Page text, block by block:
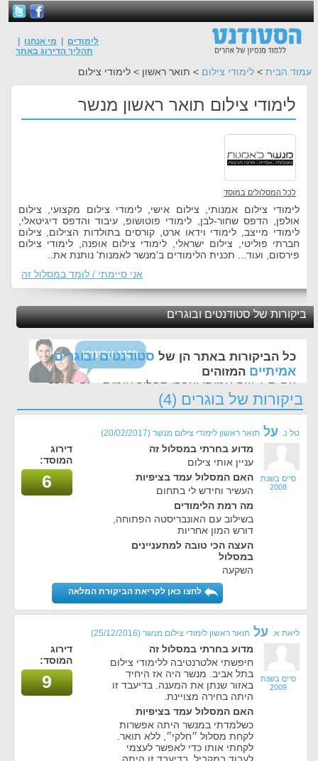
לימודים מי אנחנו
תהליך הדירוג באתר
עמוד הבית > לימודי צילום > תואר ראשון > לימודי צילום
לימודי צילום תואר ראשון מנשר
לכל המסלולים במוסד
לימודי צילום אמנותי, צילום אישי, לימודי צילום מקצועי, צילום
אולפן, הדפס שחור-לבן, לימודי פוטושופ, עיבוד והדפס דיגיטאלי,
לימודי מייצב, לימודי וידאו ארט, קורסים בתולדות הצילום, צילום
חברתי פוליטי, צילום ישראלי, לימודי צילום אופנה, לימודי צילום
פירסום, ועוד... תכנית הלימודים ב'מנשר לאמנות' נותנת את..
אני סיימתי / לומד במסלול זה
ביקורות של סטודנטים ובוגרים
כל הביקורות באתר הן של סטודנטים ובוגרים
אמיתיים המזוהים
עם ת.ז, שם אמיתי ועברו תהליך אימות - זה הערך
החשוב לנו ביותר באתר
ביקורות של בוגרים (4)
טל נ. על תואר ראשון לימודי צילום מנשר (20/02/2017)
סיים בשנת
2008
מדוע בחרתי במסלול זה
עניין אותי צילום
האם המסלול עמד בציפיות
העשיר וחידש לי בתחום
מה רמת הלימודים
בשילוב עם האונבריסטה הפתוחה,
דורש המון אחריות
העצה הכי טובה למתעניינים
במסלול
השקעה
דירוג
המוסד:
6
לחצו כאן לקריאת הביקורת המלאה
ליאת א. על תואר ראשון לימודי צילום מנשר (25/12/2016)
סיים בשנת
2009
מדוע בחרתי במסלול זה
חיפשתי אלטרנטיבה ללימודי צילום
בתל אביב. מנשר היה אז היחיד
באזור שנתן את המענה. בדיעבד זו
היתה בחירה מצויינת.
האם המסלול עמד בציפיות
כשלמדתי במנשר היתה אפשרות
לקחת מסלול ״חלקי״, ללא תואר.
לקחתי אותו כדי לאפשר לעצמי
דירוג
המוסד:
9